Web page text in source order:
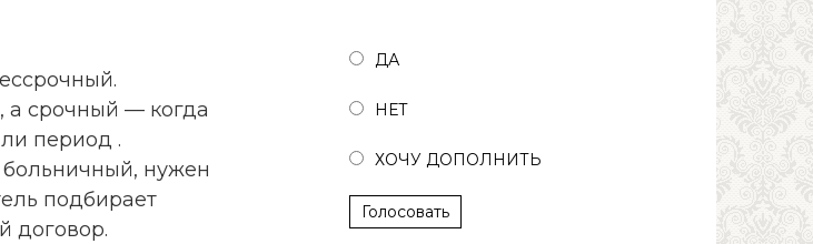
а срочный — когда
период .
нужен
подбирает
договор.
ДА
НЕТ
ХОЧУ ДОПОЛНИТЬ
Голосовать